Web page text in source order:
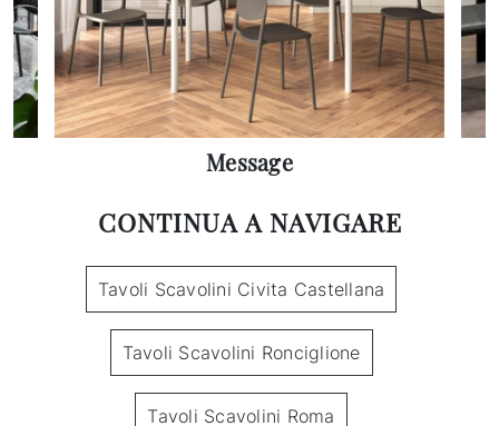
Message
CONTINUA A NAVIGARE
Tavoli Scavolini Civita Castellana
Tavoli Scavolini Ronciglione
Tavoli Scavolini Roma